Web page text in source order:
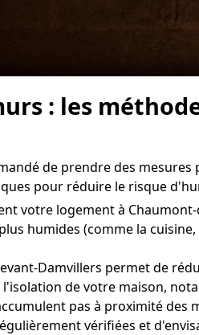
: les
de prendre des
pour réduire le risque
votre logement à
humides (comme la
Damvillers permet de
de votre maison,
pas à proximité
vérifiées et